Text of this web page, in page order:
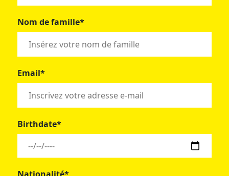
Nom de famille*
Email*
Birthdate*